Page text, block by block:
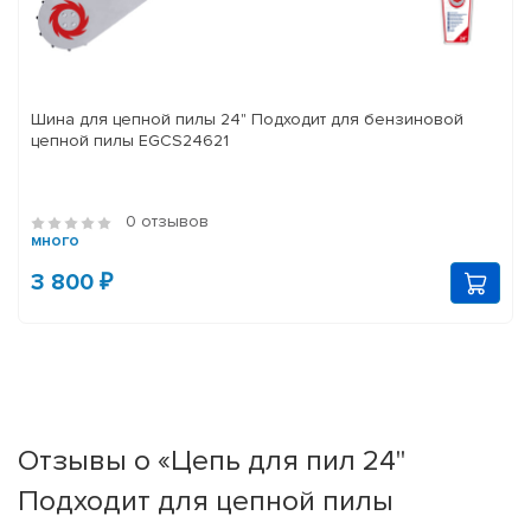
Шина для цепной пилы 24" Подходит для бензиновой
цепной пилы EGCS24621
0 отзывов
много
3 800 ₽
Отзывы о «Цепь для пил 24"
Подходит для цепной пилы